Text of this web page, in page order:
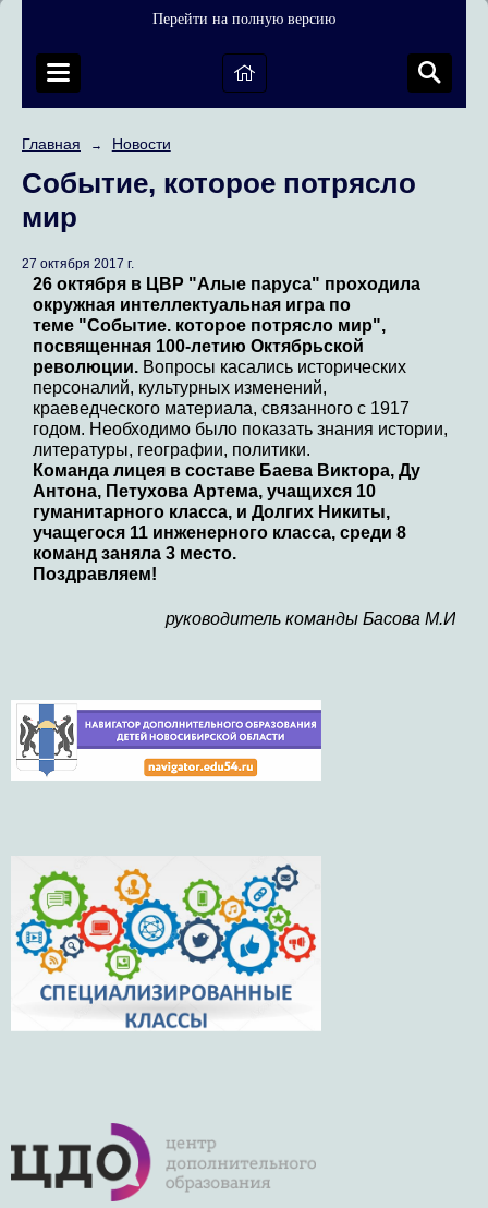
Перейти на полную версию
Главная → Новости
Событие, которое потрясло
мир
27 октября 2017 г.
26 октября в ЦВР "Алые паруса" проходила
окружная интеллектуальная игра по
теме "Событие. которое потрясло мир",
посвященная 100-летию Октябрьской
революции. Вопросы касались исторических
персоналий, культурных изменений,
краеведческого материала, связанного с 1917
годом. Необходимо было показать знания истории,
литературы, географии, политики.
Команда лицея в составе Баева Виктора, Ду
Антона, Петухова Артема, учащихся 10
гуманитарного класса, и Долгих Никиты,
учащегося 11 инженерного класса, среди 8
команд заняла 3 место.
Поздравляем!
руководитель команды Басова М.И